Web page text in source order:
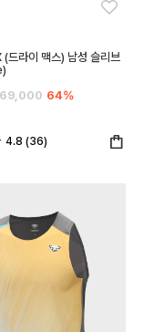
드라이 맥스) 남성 슬리브
69,000 64%
4.8 (36)